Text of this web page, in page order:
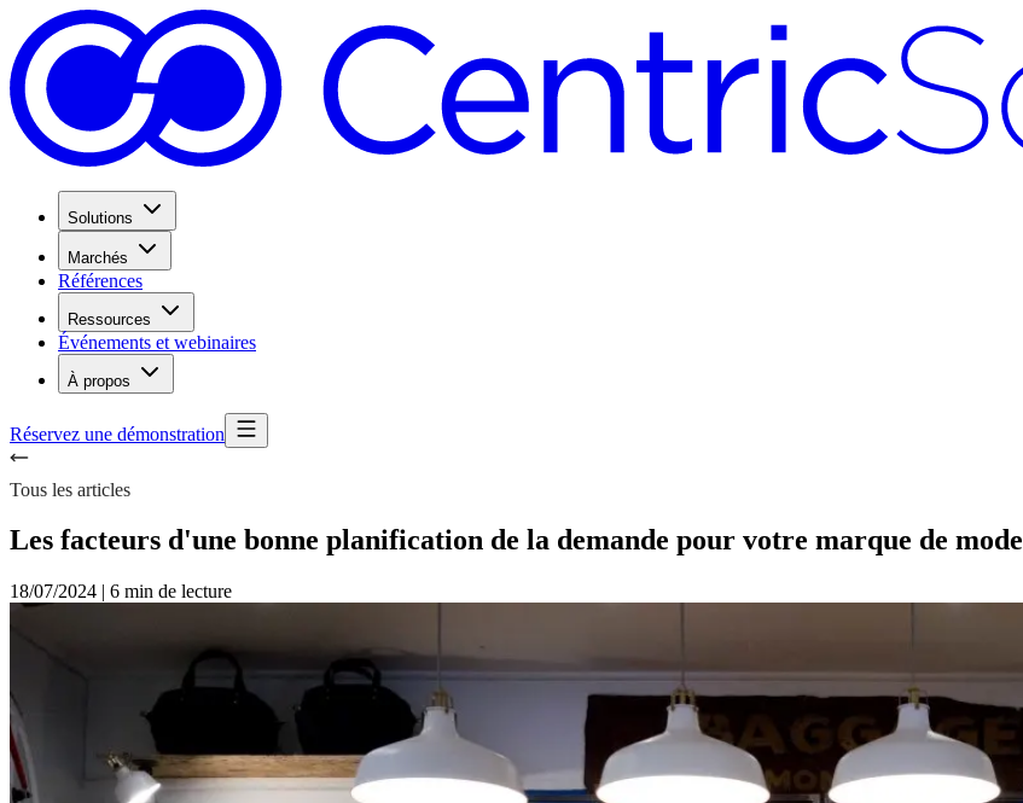
Solutions
Marchés
Références
Ressources
Événements et webinaires
À propos
Réservez une démonstration
Tous les articles
Les facteurs d'une bonne planification de la demande pour votre marque de mode
18/07/2024 | 6 min de lecture